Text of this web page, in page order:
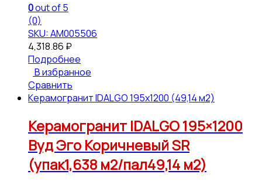
0out of 5
(0)
SKU: АМ005506
4,318.86 ₽
Подробнее
В избранное
Сравнить
Керамогранит IDALGO 195x1200 (49,14 м2)
Керамогранит IDALGO 195×1200
Вуд Эго Коричневый SR
(упак1,638 м2/пал49,14 м2)